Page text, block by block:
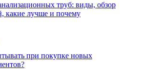
труб: виды, обзор
какие лучше и почему
при покупке новых